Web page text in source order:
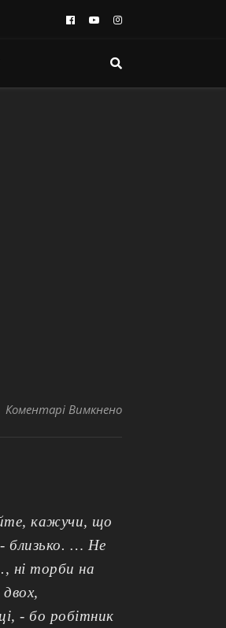
Коментарі Вимкненодо 019
кажучи, що
близько. … Не
ні торби на
- бо робітник